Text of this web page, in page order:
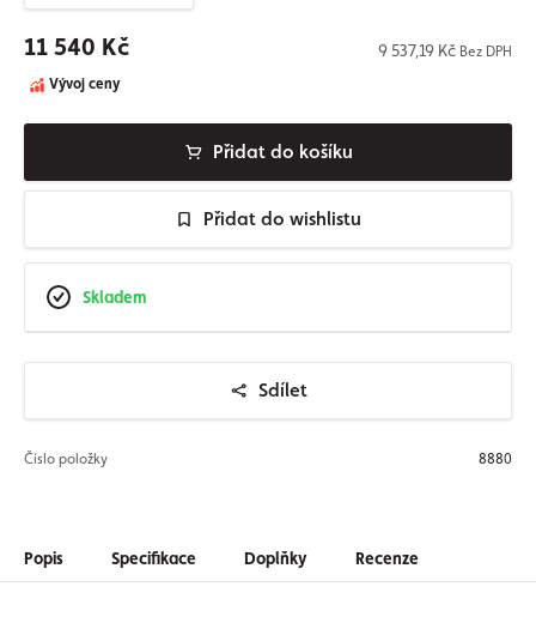
11 540 Kč 9 537,19 Kč Bez DPH
Vývoj ceny
Přidat do košíku
Přidat do wishlistu
Skladem
Sdílet
Číslo položky 8880
Popis Specifikace Doplňky Recenze